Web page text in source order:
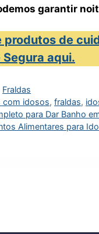
garantir
produtos de
Segura aqui.
Fraldas
com idosos,fraldas,
para Dar Banho
Alimentares para